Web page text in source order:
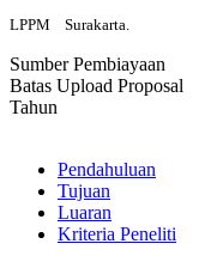
LPPM Surakarta.
Sumber Pembiayaan
Batas Upload Proposal
Tahun
Pendahuluan
Tujuan
Luaran
Kriteria Peneliti